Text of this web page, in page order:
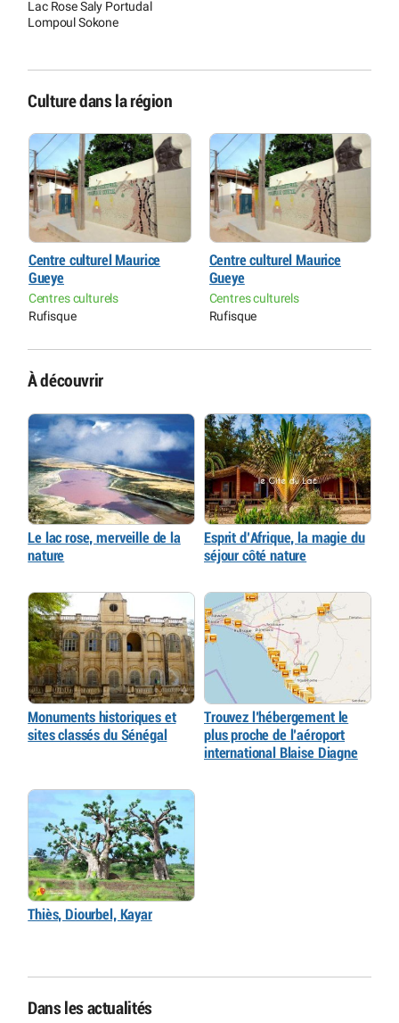
Lac Rose Saly Portudal
Lompoul Sokone
Culture dans la région
Centre culturel Maurice
Gueye
Centres culturels
Rufisque
Centre culturel Maurice
Gueye
Centres culturels
Rufisque
À découvrir
Le lac rose, merveille de la
nature
Esprit d’Afrique, la magie du
séjour côté nature
Monuments historiques et
sites classés du Sénégal
Trouvez l’hébergement le
plus proche de l’aéroport
international Blaise Diagne
Thiès, Diourbel, Kayar
Dans les actualités